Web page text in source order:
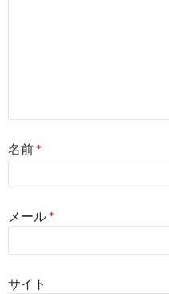
名前*
メール*
サイト